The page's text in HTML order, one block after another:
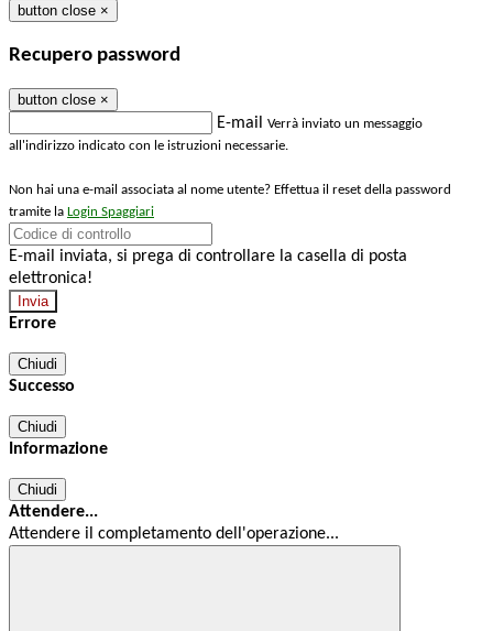
button close ×
Recupero password
button close ×
E-mail Verrà inviato un messaggio
all'indirizzo indicato con le istruzioni necessarie.
Non hai una e-mail associata al nome utente? Effettua il reset della password
tramite la Login Spaggiari
E-mail inviata, si prega di controllare la casella di posta
elettronica!
Errore
Chiudi
Successo
Chiudi
Informazione
Chiudi
Attendere...
Attendere il completamento dell'operazione...